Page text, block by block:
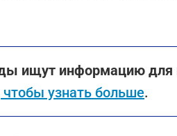
ищут информацию для
узнать больше.